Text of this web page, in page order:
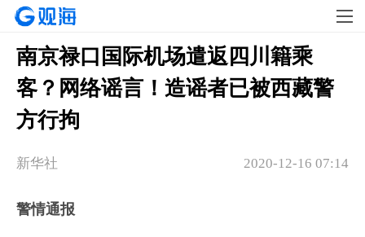
南京禄口国际机场遣返四川籍乘
客？网络谣言！造谣者已被西藏警
方行拘
2020-12-16 07:14
新华社
警情通报